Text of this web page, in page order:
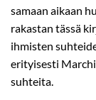
samaan aikaan
rakastan tässä
ihmisten
erityisesti
suhteita.